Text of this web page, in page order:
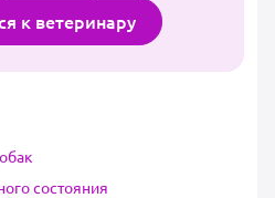
к ветеринару
состояния